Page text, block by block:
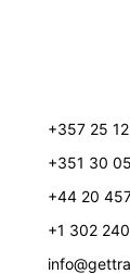
+357 25
+351 30
+44 20
+1 302